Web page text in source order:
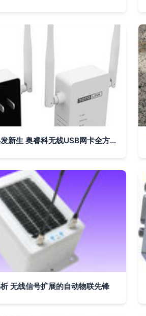
让老旧路由器焕发新生 奥睿科无线USB网卡全方位评测
无线信号扩展的自动物联先锋